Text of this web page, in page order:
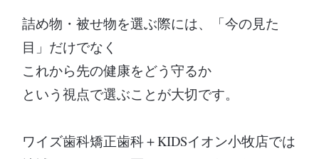
詰め物・被せ物を選ぶ際には、「今の見た
目」だけでなく
これから先の健康をどう守るか
という視点で選ぶことが大切です。
ワイズ歯科矯正歯科＋KIDSイオン小牧店では